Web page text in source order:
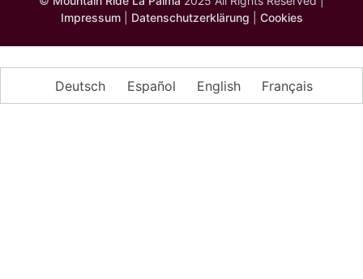
Impressum| Datenschutzerklärung Cookies
Deutsch Español English Français